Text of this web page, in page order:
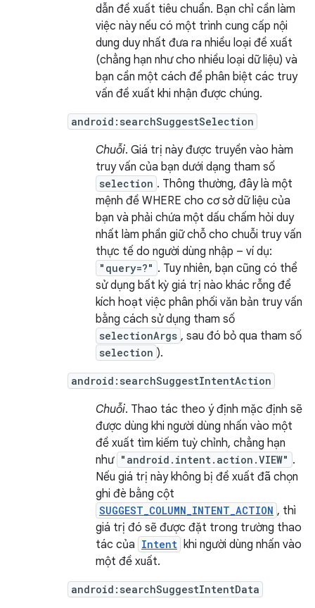
dẫn đề xuất tiêu chuẩn. Bạn chỉ cần làm
việc này nếu có một trình cung cấp nội
dung duy nhất đưa ra nhiều loại đề xuất
(chẳng hạn như cho nhiều loại dữ liệu) và
bạn cần một cách để phân biệt các truy
vấn đề xuất khi nhận được chúng.
android:searchSuggestSelection
Chuỗi. Giá trị này được truyền vào hàm
truy vấn của bạn dưới dạng tham số
selection . Thông thường, đây là một
mệnh đề WHERE cho cơ sở dữ liệu của
bạn và phải chứa một dấu chấm hỏi duy
nhất làm phần giữ chỗ cho chuỗi truy vấn
thực tế do người dùng nhập – ví dụ:
"query=?" . Tuy nhiên, bạn cũng có thể
sử dụng bất kỳ giá trị nào khác rỗng để
kích hoạt việc phân phối văn bản truy vấn
bằng cách sử dụng tham số
selectionArgs , sau đó bỏ qua tham số
selection ).
android:searchSuggestIntentAction
Chuỗi. Thao tác theo ý định mặc định sẽ
được dùng khi người dùng nhấn vào một
đề xuất tìm kiếm tuỳ chỉnh, chẳng hạn
như "android.intent.action.VIEW" .
Nếu giá trị này không bị đề xuất đã chọn
ghi đè bằng cột
SUGGEST_COLUMN_INTENT_ACTION , thì
giá trị đó sẽ được đặt trong trường thao
tác của Intent khi người dùng nhấn vào
một đề xuất.
android:searchSuggestIntentData